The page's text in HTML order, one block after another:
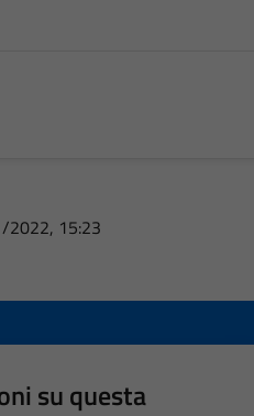
15:23
su questa